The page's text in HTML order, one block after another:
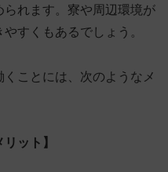
れます。寮や周辺環境が
すくもあるでしょう。
ことには、次のようなメ
ット】